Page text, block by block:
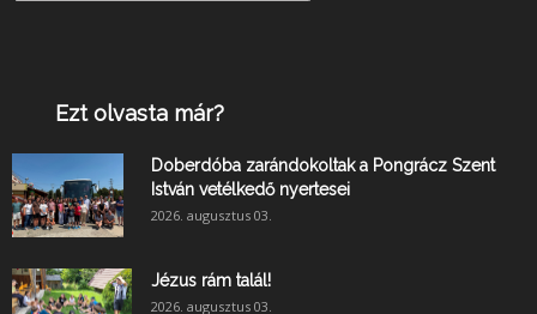
Ezt olvasta már?
Doberdóba zarándokoltak a Pongrácz Szent
István vetélkedő nyertesei
2026. augusztus 03.
Jézus rám talál!
2026. augusztus 03.